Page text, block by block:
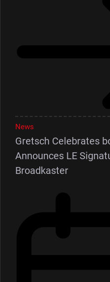
News
Gretsch Celebrates
Announces LE
Broadkaster